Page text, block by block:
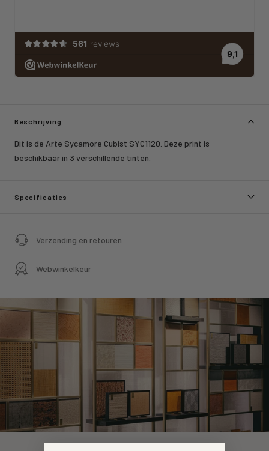
Beschrijving
Dit is de Arte Sycamore Cubist SYC1120. Deze print is
beschikbaar in 3 verschillende tinten.
Specificaties
Verzending en retouren
Webwinkelkeur